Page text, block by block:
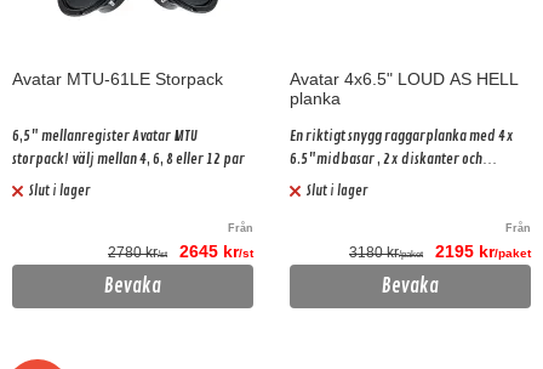
Avatar MTU-61LE Storpack
6,5" mellanregister Avatar MTU
storpack! välj mellan 4, 6, 8 eller 12 par
Slut i lager
Från
2780 kr/st 2645 kr/st
Bevaka
Avatar 4x6.5" LOUD AS HELL
planka
En riktigt snygg raggarplanka med 4x
6.5"midbasar , 2x diskanter och
delningsfilter!
Slut i lager
Från
3180 kr/paket 2195 kr/paket
Bevaka